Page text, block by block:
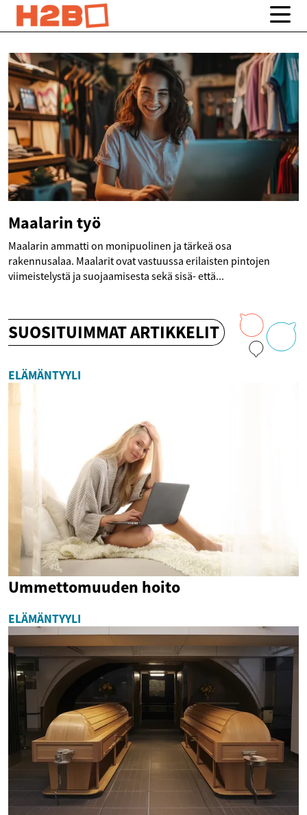
Maalarin työ
Maalarin ammatti on monipuolinen ja tärkeä osa
rakennusalaa. Maalarit ovat vastuussa erilaisten pintojen
viimeistelystä ja suojaamisesta sekä sisä- että...
SUOSITUIMMAT ARTIKKELIT
ELÄMÄNTYYLI
Ummettomuuden hoito
ELÄMÄNTYYLI